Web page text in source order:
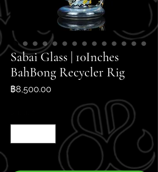
Sabai Glass | 10Inches
BahBong Recycler Rig
฿8,500.00